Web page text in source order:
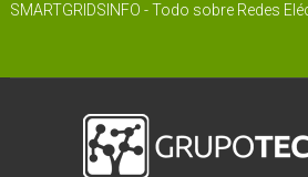
SMARTGRIDSINFO - Todo sobre Redes